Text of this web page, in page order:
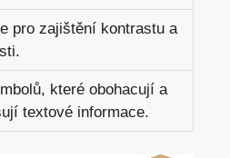
pro zajištění kontrastu a
které obohacují a
textové informace.